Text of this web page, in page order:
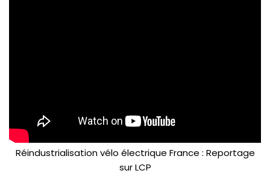
Réindustrialisation vélo électrique France : Reportage
sur LCP